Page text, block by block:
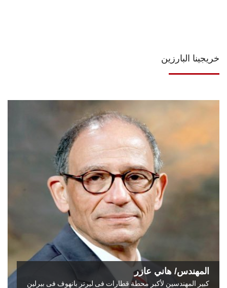
خريجينا البارزين
المهندس/ هاني عازر
كبير المهندسين لأكبر محطة قطارات فى ليرتر بانهوف فى بيرلين